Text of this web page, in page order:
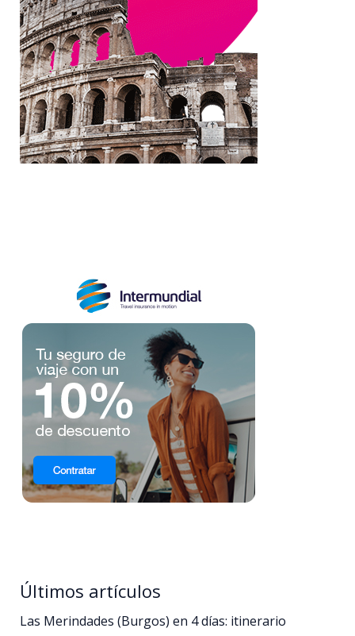
Últimos artículos
Las Merindades (Burgos) en 4 días: itinerario